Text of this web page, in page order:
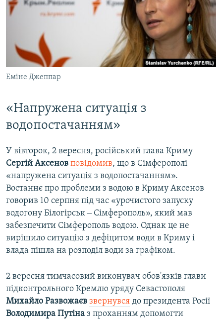
Еміне Джеппар
«Напружена ситуація з
водопостачанням»
У вівторок, 2 вересня, російський глава Криму
Сергій Аксенов повідомив, що в Сімферополі
«напружена ситуація з водопостачанням».
Востаннє про проблеми з водою в Криму Аксенов
говорив 10 серпня під час «урочистого запуску
водогону Білогірськ ‒ Сімферополь», який мав
забезпечити Сімферополь водою. Однак це не
вирішило ситуацію з дефіцитом води в Криму і
влада пішла на розподіл води за графіком.
2 вересня тимчасовий виконувач обов'язків глави
підконтрольного Кремлю уряду Севастополя
Михайло Развожаєв звернувся до президента Росії
Володимира Путіна з проханням допомогти